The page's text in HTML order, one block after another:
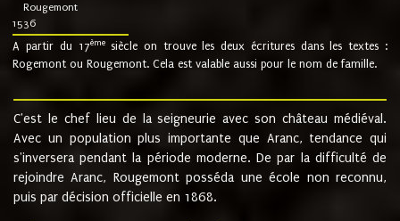
Rougemont
1536
A partir du 17ème siècle on trouve les deux écritures dans les textes :
Rogemont ou Rougemont. Cela est valable aussi pour le nom de famille.
C'est le chef lieu de la seigneurie avec son château médiéval.
Avec un population plus importante que Aranc, tendance qui
s'inversera pendant la période moderne. De par la difficulté de
rejoindre Aranc, Rougemont posséda une école non reconnu,
puis par décision officielle en 1868.